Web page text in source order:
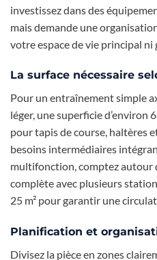
investissez dans des
mais demande une
votre espace de vie principal ni
La surface nécessaire
Pour un entraînement simple
léger, une superficie d’environ
pour tapis de course, haltères
besoins intermédiaires
multifonction, comptez autour
complète avec plusieurs
25 m² pour garantir une
Planification et
Divisez la pièce en zones